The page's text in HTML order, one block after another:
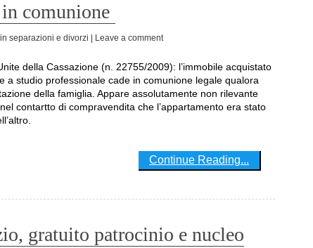
comunione
in separazioni e divorzi | Leave a comment
a studio professionale cade in comunione legale qualora
della famiglia. Appare assolutamente non rilevante
contartto di compravendita che l’appartamento era stato
Continue Reading...
gratuito patrocinio e nucleo